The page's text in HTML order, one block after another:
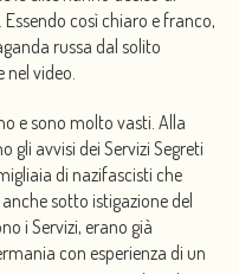
così chiaro e franco,
russa dal solito
video.
e sono molto vasti. Alla
gli avvisi dei Servizi Segreti
di nazifascisti che
sotto istigazione del
i Servizi, erano già
con esperienza di un